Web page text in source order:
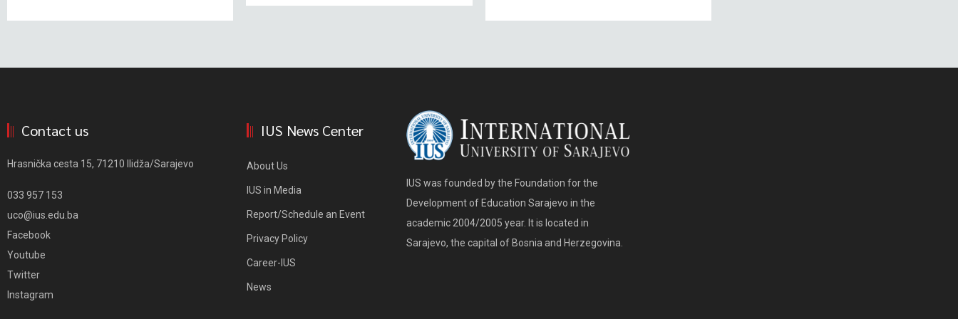
Contact us
Hrasnička cesta 15, 71210 Ilidža/Sarajevo
033 957 153
uco@ius.edu.ba
Facebook
Youtube
Twitter
Instagram
IUS News Center
About Us
IUS in Media
Report/Schedule an Event
Privacy Policy
Career-IUS
News
IUS was founded by the Foundation for the
Development of Education Sarajevo in the
academic 2004/2005 year. It is located in
Sarajevo, the capital of Bosnia and Herzegovina.